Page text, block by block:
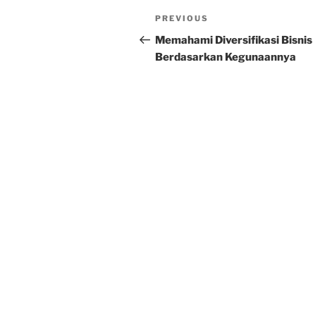
Post
navigation
Previous
Post
PREVIOUS
Memahami Diversifikasi Bisnis
Berdasarkan Kegunaannya